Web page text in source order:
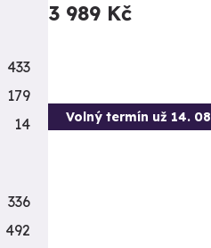
3 989 Kč
Volný termín už 14.
433
179
14
336
492